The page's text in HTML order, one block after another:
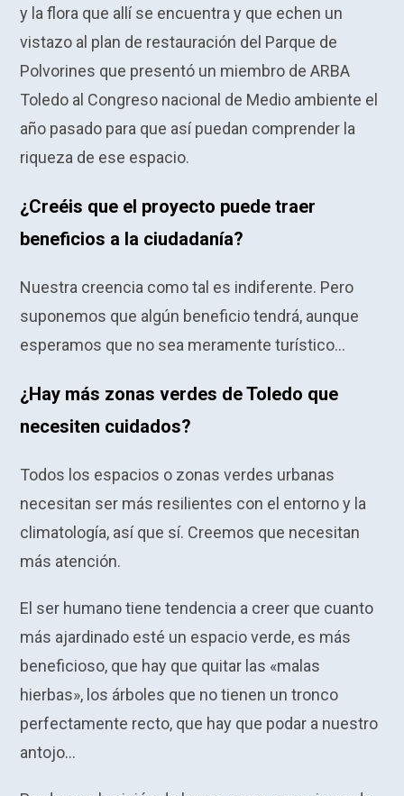
y la flora que allí se encuentra y que echen un
vistazo al plan de restauración del Parque de
Polvorines que presentó un miembro de ARBA
Toledo al Congreso nacional de Medio ambiente el
año pasado para que así puedan comprender la
riqueza de ese espacio.
¿Creéis que el proyecto puede traer
beneficios a la ciudadanía?
Nuestra creencia como tal es indiferente. Pero
suponemos que algún beneficio tendrá, aunque
esperamos que no sea meramente turístico…
¿Hay más zonas verdes de Toledo que
necesiten cuidados?
Todos los espacios o zonas verdes urbanas
necesitan ser más resilientes con el entorno y la
climatología, así que sí. Creemos que necesitan
más atención.
El ser humano tiene tendencia a creer que cuanto
más ajardinado esté un espacio verde, es más
beneficioso, que hay que quitar las «malas
hierbas», los árboles que no tienen un tronco
perfectamente recto, que hay que podar a nuestro
antojo…